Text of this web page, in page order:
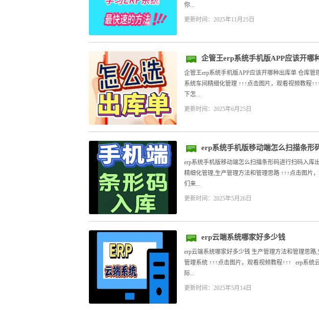
你...
更新时间：2025年11月25日
企管王erp系统手机版APP应该开哪
企管王erp系统手机版APP应该开哪种出库单 仓库
系统车间精细化管理 ↑↑↑点击图片，观看视频教程
下怎...
更新时间：2025年6月25日
erp系统手机版移动端怎么扫描条形
erp系统手机版移动端怎么扫描条形码进行扫码入库
精细化管理,生产管理方法和管理思路 ↑↑↑点击图片
们来...
更新时间：2025年5月26日
erp云端系统哪家好多少钱
erp云端系统哪家好多少钱 生产管理方法和管理思
管理系统 ↑↑↑点击图片，观看视频教程↑↑↑ erp系统
际...
更新时间：2025年5月14日